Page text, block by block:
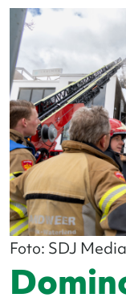
Foto: SDJ Media